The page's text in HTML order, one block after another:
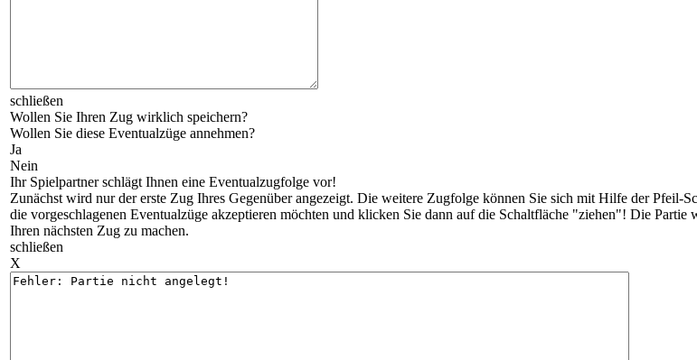
schließen
Wollen Sie Ihren Zug wirklich speichern?
Wollen Sie diese Eventualzüge annehmen?
Ja
Nein
Ihr Spielpartner schlägt Ihnen eine Eventualzugfolge vor!
Zunächst wird nur der erste Zug Ihres Gegenüber angezeigt. Die weitere Zugfolge können Sie sich mit Hilfe der Pfeil-
die vorgeschlagenen Eventualzüge akzeptieren möchten und klicken Sie dann auf die Schaltfläche "ziehen"! Die
Ihren nächsten Zug zu machen.
schließen
X